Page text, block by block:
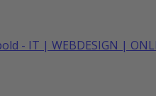
- IT | WEBDESIGN |